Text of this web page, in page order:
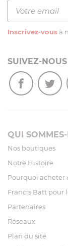
Inscrivez-vous à
SUIVEZ-NOUS
QUI
Nos boutiques
Notre Histoire
Pourquoi acheter
Francis Batt pour
Partenaires
Réseaux
Plan du site